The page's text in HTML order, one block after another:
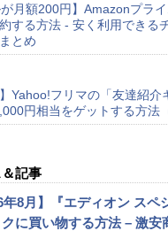
が月額200円】Amazonプラ
する方法 - 安く利用できる
とめ
Yahoo!フリマの「友達紹
円相当をゲットする方法
記事
年8月】『エディオン スペ
に買い物する方法 – 激安